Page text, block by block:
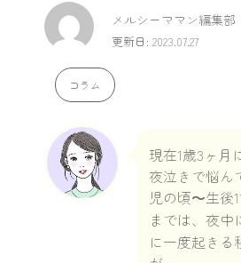
メルシーママン編集部
更新日: 2023.07.27
コラム
現在1歳3ヶ月
夜泣きで悩ん
児の頃〜生後
までは、夜中
に一度起きる